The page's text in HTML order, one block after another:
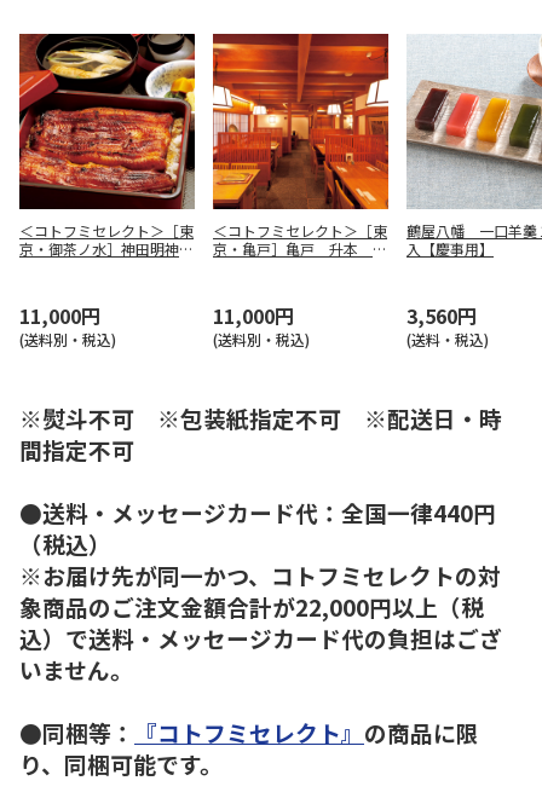
＜コトフミセレクト＞［東
京・御茶ノ水］神田明神
11,000円
(送料別・税込)
＜コトフミセレクト＞［東
京・亀戸］亀戸 升本 本
11,000円
(送料別・税込)
鶴屋八幡 一口羊羹
入【慶事用】
3,560円
(送料・税込)
※熨斗不可 ※包装紙指定不可 ※配送日・時
間指定不可
●送料・メッセージカード代：全国一律440円
（税込）
※お届け先が同一かつ、コトフミセレクトの対
象商品のご注文金額合計が22,000円以上（税
込）で送料・メッセージカード代の負担はござ
いません。
●同梱等：
『コトフミセレクト』 の商品に限
り、同梱可能です。